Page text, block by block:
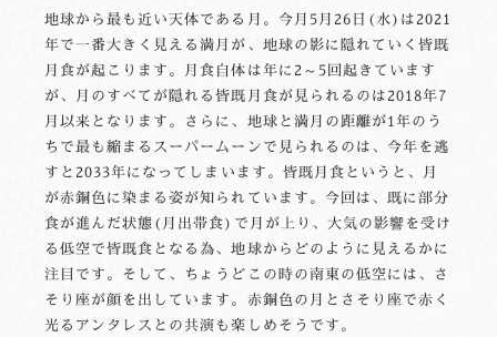
地球から最も近い天体である月。今月5月26日(水)は2021
年で一番大きく見える満月が、地球の影に隠れていく皆既
月食が起こります。月食自体は年に2～5回起きています
が、月のすべてが隠れる皆既月食が見られるのは2018年7
月以来となります。さらに、地球と満月の距離が1年のう
ちで最も縮まるスーパームーンで見られるのは、今年を逃
すと2033年になってしまいます。皆既月食というと、月
が赤銅色に染まる姿が知られています。今回は、既に部分
食が進んだ状態(月出帯食)で月が上り、大気の影響を受け
る低空で皆既食となる為、地球からどのように見えるかに
注目です。そして、ちょうどこの時の南東の低空には、さ
そり座が顔を出しています。赤銅色の月とさそり座で赤く
光るアンタレスとの共演も楽しめそうです。